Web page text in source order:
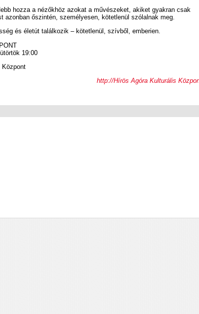
hozza a nézőkhöz azokat a művészeket, akiket gyakran csak
azonban őszintén, személyesen, kötetlenül szólalnak meg.
és életút találkozik – kötetlenül, szívből, emberien.
19:00
Központ
http://Hírös Agóra Kulturális